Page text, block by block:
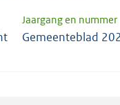
Jaargang en nummer
Gemeenteblad